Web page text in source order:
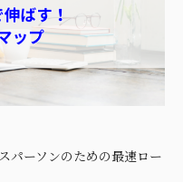
パーソンのための最速ロー